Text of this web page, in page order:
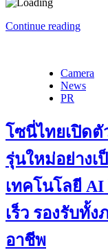
Continue reading
Camera
News
PR
โซนี่ไทยเปิดตั
รุ่นใหม่อย่างเ
เทคโนโลยี
เร็ว รองรับทั้
อาชีพ